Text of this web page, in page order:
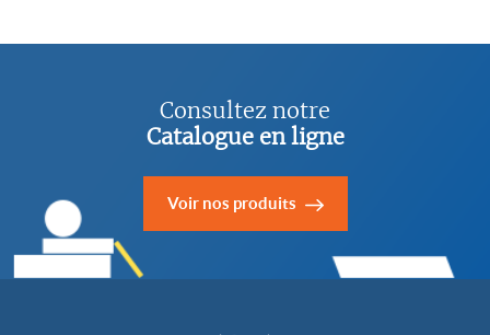
Consultez notre
Catalogue en ligne
Voir nos produits